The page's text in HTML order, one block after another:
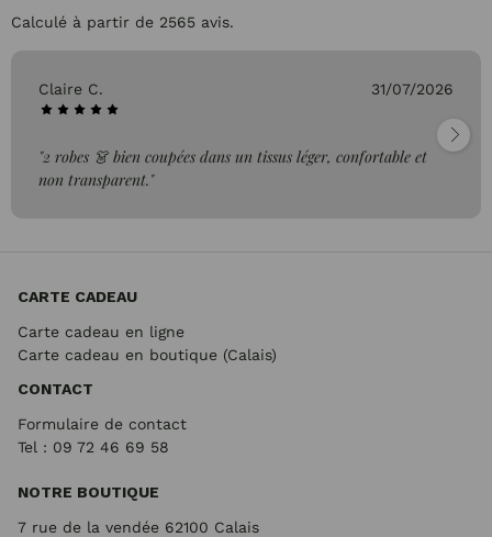
Calculé à partir de 2565 avis.
Claire C. 31/07/2026
"2 robes 👗 bien coupées dans un tissus léger, confortable et
non transparent."
CARTE CADEAU
Carte cadeau en ligne
Carte cadeau en boutique (Calais)
CONTACT
Formulaire de contact
Tel : 09 72 46 69 58
NOTRE BOUTIQUE
7 rue de la vendée 62100 Calais